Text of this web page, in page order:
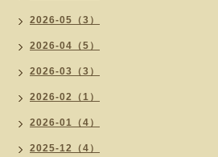
2026-05（3）
2026-04（5）
2026-03（3）
2026-02（1）
2026-01（4）
2025-12（4）